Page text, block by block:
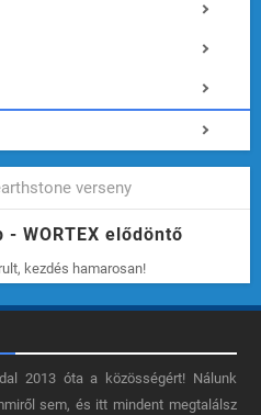
verseny
WORTEX elődöntő
kezdés hamarosan!
2013 óta a közösségért! Nálunk
sem, és itt mindent megtalálsz